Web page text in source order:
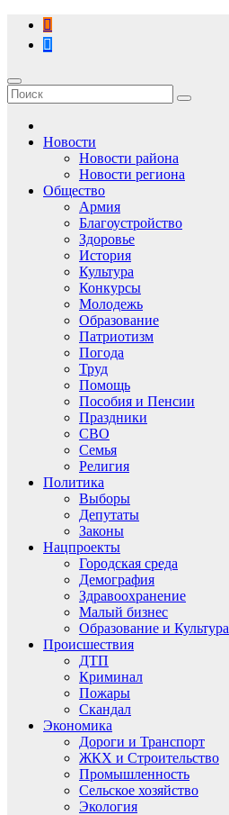
Перейти
содержимому
Новости
Новости района
Новости региона
Общество
Армия
Благоустройство
Здоровье
История
Культура
Конкурсы
Молодежь
Образование
Патриотизм
Погода
Труд
Помощь
Пособия и Пенсии
Праздники
СВО
Семья
Религия
Политика
Выборы
Депутаты
Законы
Нацпроекты
Городская среда
Демография
Здравоохранение
Малый бизнес
Образование и Культура
Происшествия
ДТП
Криминал
Пожары
Скандал
Экономика
Дороги и Транспорт
ЖКХ и Строительство
Промышленность
Сельское хозяйство
Экология